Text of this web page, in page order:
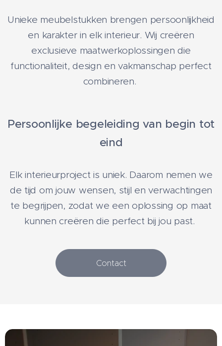
Unieke meubelstukken brengen persoonlijkheid
en karakter in elk interieur. Wij creëren
exclusieve maatwerkoplossingen die
functionaliteit, design en vakmanschap perfect
combineren.
Persoonlijke begeleiding van begin tot
eind
Elk interieurproject is uniek. Daarom nemen we
de tijd om jouw wensen, stijl en verwachtingen
te begrijpen, zodat we een oplossing op maat
kunnen creëren die perfect bij jou past.
Contact